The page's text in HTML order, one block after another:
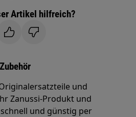
Artikel hilfreich?
und
Zanussi-Produkt und
schnell und günstig per